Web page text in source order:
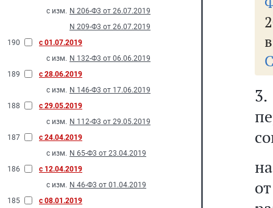
с изм. N 206-Ф3 от 26.07.2019
N 209-Ф3 от 26.07.2019
190
с 01.07.2019
с изм. N 132-Ф3 от 06.06.2019
189
с 28.06.2019
с изм. N 146-Ф3 от 17.06.2019
188
с 29.05.2019
с изм. N 112-Ф3 от 29.05.2019
187
с 24.04.2019
с изм. N 65-Ф3 от 23.04.2019
186
с 12.04.2019
с изм. N 46-Ф3 от 01.04.2019
185
с 08.01.2019